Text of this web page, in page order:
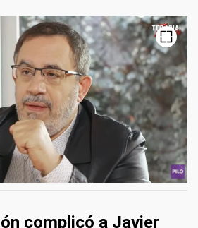
complicó a Javier